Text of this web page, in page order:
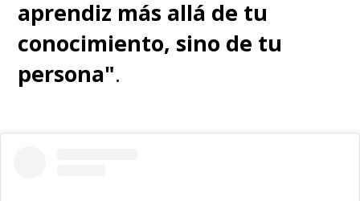
aprendiz más allá de tu
conocimiento, sino de tu
persona".